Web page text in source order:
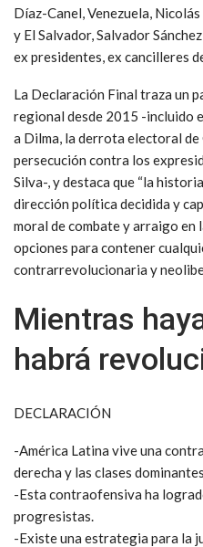
Díaz-Canel, Venezuela,
y El Salvador, Salvador
ex presidentes, ex cancilleres
La Declaración Final traza un
regional desde 2015 -incluido
a Dilma, la derrota electoral de
persecución contra los
Silva-, y destaca que “la
dirección política decidida y
moral de combate y arraigo en
opciones para contener
contrarrevolucionaria y
Mientras
habrá
DECLARACIÓN
-América Latina vive una
derecha y las clases
-Esta contraofensiva ha
progresistas.
-Existe una estrategia para la